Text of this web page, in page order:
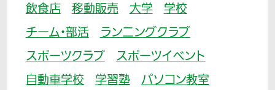
飲食店
移動販売 大学
学校
チーム・部活
ランニングクラブ
スポーツクラブ
スポーツイベント
自動車学校
学習塾
パソコン教室